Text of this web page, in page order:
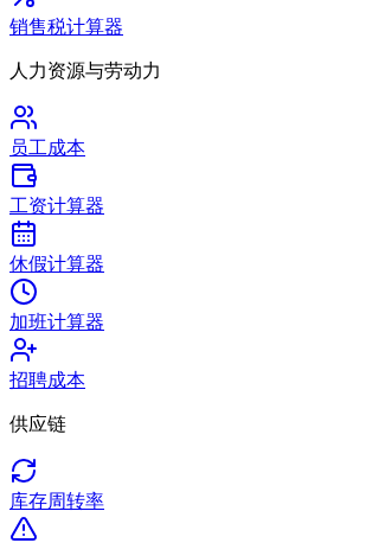
销售税计算器
人力资源与劳动力
员工成本
工资计算器
休假计算器
加班计算器
招聘成本
供应链
库存周转率